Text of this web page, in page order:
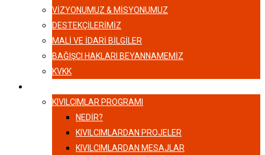
VİZYONUMUZ & MİSYONUMUZ
DESTEKÇILERIMIZ
MALI VE İDARI BILGILER
BAĞIŞCI HAKLARI BEYANNAMEMIZ
KVKK
KIVILCIMLAR PROGRAMI
NEDİR?
KIVILCIMLARDAN PROJELER
KIVILCIMLARDAN MESAJLAR